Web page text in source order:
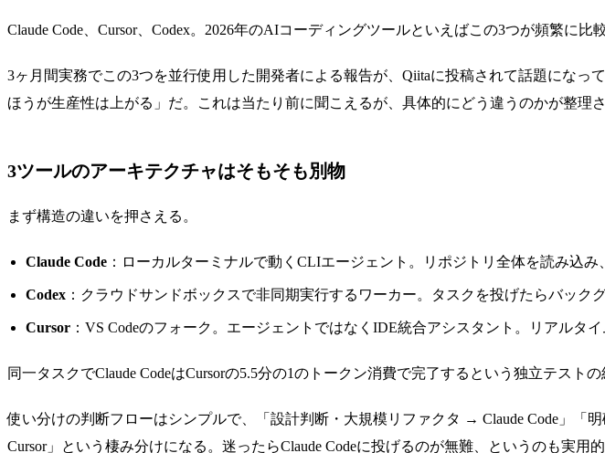
Claude Code、Cursor、Codex。2026年のAIコーディングツールといえばこの3つが頻繁に
3ヶ月間実務でこの3つを並行使用した開発者による報告が、Qiitaに投稿されて話題にな
ほうが生産性は上がる」だ。これは当たり前に聞こえるが、具体的にどう違うのかが整理
3ツールのアーキテクチャはそもそも別物
まず構造の違いを押さえる。
Claude Code ：ローカルターミナルで動くCLIエージェント。リポジトリ全体を読み込
Codex ：クラウドサンドボックスで非同期実行するワーカー。タスクを投げたらバック
Cursor ：VS Codeのフォーク。エージェントではなくIDE統合アシスタント。リアルタ
同一タスクでClaude CodeはCursorの5.5分の1のトークン消費で完了するという独立テス
使い分けの判断フローはシンプルで、「設計判断・大規模リファクタ → Claude Code」
Cursor」という棲み分けになる。迷ったらClaude Codeに投げるのが無難、というのも実用的